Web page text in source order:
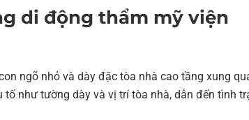
di động thẩm mỹ viện
ngõ nhỏ và dày đặc tòa nhà cao tầng xung
tố như tường dày và vị trí tòa nhà, dẫn đến tình